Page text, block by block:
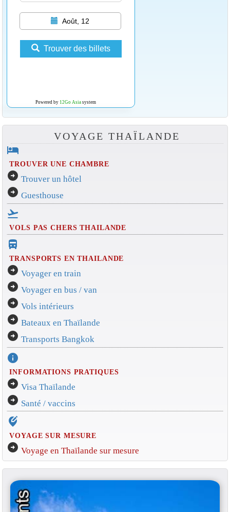
Août, 12
Trouver des billets
Powered by 12Go Asiasystem
VOYAGE THAÏLANDE
hotel
TROUVER UNE CHAMBRE
arrow_circle_right Trouver un hôtel
arrow_circle_right Guesthouse
flight_takeoff
VOLS PAS CHERS THAILANDE
directions_bus_filled
TRANSPORTS EN THAILANDE
arrow_circle_right Voyager en train
arrow_circle_right Voyager en bus / van
arrow_circle_right Vols intérieurs
arrow_circle_right Bateaux en Thaïlande
arrow_circle_right Transports Bangkok
info
INFORMATIONS PRATIQUES
arrow_circle_right Visa Thaïlande
arrow_circle_right Santé / vaccins
edit_location_alt
VOYAGE SUR MESURE
arrow_circle_right Voyage en Thaïlande sur mesure